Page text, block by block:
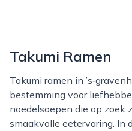
Takumi Ramen
Takumi ramen in ’s‑gravenhage is een populaire
bestemming voor
noedelsoepen die op zoek
smaakvolle eetervaring. In